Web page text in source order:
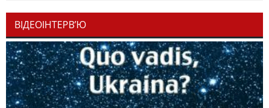
ВІДЕОІНТЕРВ’Ю